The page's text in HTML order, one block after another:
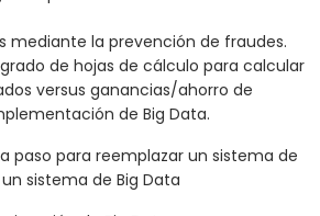
mediante la prevención de fraudes.
de hojas de cálculo para calcular
versus ganancias/ahorro de
de Big Data.
paso para reemplazar un sistema de
sistema de Big Data